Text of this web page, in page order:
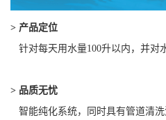
> 产品定位
针对每天用水量100升以内，并对
> 品质无忧
智能纯化系统，同时具有管道清